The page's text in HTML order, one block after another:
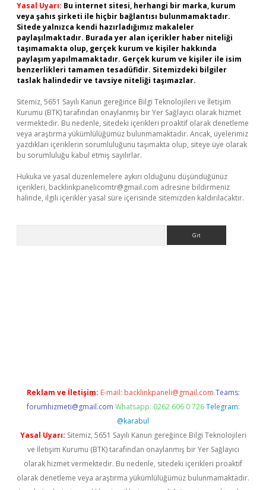
Yasal Uyarı: Bu internet sitesi, herhangi bir marka, kurum
veya şahıs şirketi ile hiçbir bağlantısı bulunmamaktadır.
Sitede yalnızca kendi hazırladığımız makaleler
paylaşılmaktadır. Burada yer alan içerikler haber niteliği
taşımamakta olup, gerçek kurum ve kişiler hakkında
paylaşım yapılmamaktadır. Gerçek kurum ve kişiler ile isim
benzerlikleri tamamen tesadüfidir. Sitemizdeki bilgiler
taslak halindedir ve tavsiye niteliği taşımazlar.
Sitemiz, 5651 Sayılı Kanun gereğince Bilgi Teknolojileri ve İletişim
Kurumu (BTK) tarafından onaylanmış bir Yer Sağlayıcı olarak hizmet
vermektedir. Bu nedenle, sitedeki içerikleri proaktif olarak denetleme
veya araştırma yükümlülüğümüz bulunmamaktadır. Ancak, üyelerimiz
yazdıkları içeriklerin sorumluluğunu taşımakta olup, siteye üye olarak
bu sorumluluğu kabul etmiş sayılırlar.
Hukuka ve yasal düzenlemelere aykırı olduğunu düşündüğünüz
içerikleri, backlinkpanelicomtr@gmail.com adresine bildirmeniz
halinde, ilgili içerikler yasal süre içerisinde sitemizden kaldırılacaktır.
Reklam ve İletişim: E-mail: backlinkpaneli@gmail.com Teams:
forumhizmeti@gmail.com Whatsapp: 0262 606 0 726 Telegram:
@karabul
Yasal Uyarı: Sitemiz, 5651 Sayılı Kanun gereğince Bilgi Teknolojileri
ve İletişim Kurumu (BTK) tarafından onaylanmış bir Yer Sağlayıcı
olarak hizmet vermektedir. Bu nedenle, sitedeki içerikleri proaktif
olarak denetleme veya araştırma yükümlülüğümüz bulunmamaktadır.